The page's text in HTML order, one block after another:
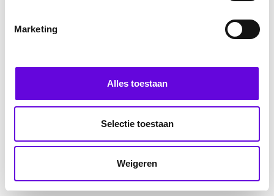
Marketing
Alles toestaan
Selectie toestaan
Weigeren